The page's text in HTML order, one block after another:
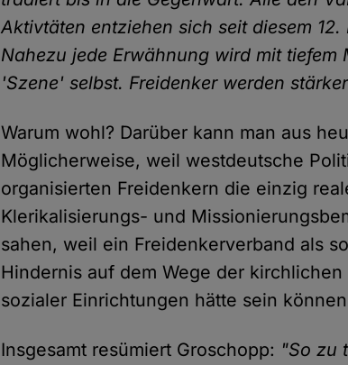
Aktivtäten entziehen sich seit diesem
Nahezu jede Erwähnung wird mit
'Szene' selbst. Freidenker werden
Warum wohl? Darüber kann man aus
Möglicherweise, weil westdeutsche
organisierten Freidenkern die einzig
Klerikalisierungs- und
sahen, weil ein Freidenkerverband als
Hindernis auf dem Wege der
sozialer Einrichtungen hätte sein
Insgesamt resümiert Groschopp: "So zu